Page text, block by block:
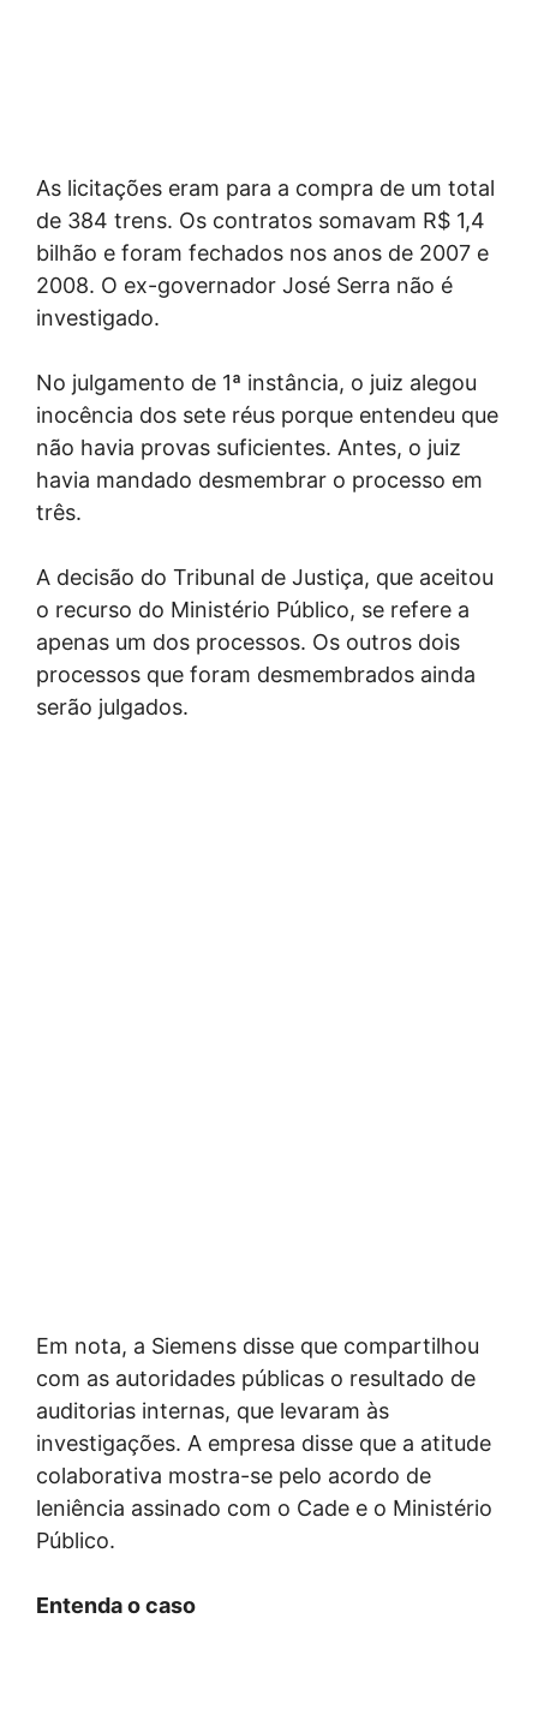
As licitações eram para a compra de um total
de 384 trens. Os contratos somavam R$ 1,4
bilhão e foram fechados nos anos de 2007 e
2008. O ex-governador José Serra não é
investigado.
No julgamento de 1ª instância, o juiz alegou
inocência dos sete réus porque entendeu que
não havia provas suficientes. Antes, o juiz
havia mandado desmembrar o processo em
três.
A decisão do Tribunal de Justiça, que aceitou
o recurso do Ministério Público, se refere a
apenas um dos processos. Os outros dois
processos que foram desmembrados ainda
serão julgados.
Em nota, a Siemens disse que compartilhou
com as autoridades públicas o resultado de
auditorias internas, que levaram às
investigações. A empresa disse que a atitude
colaborativa mostra-se pelo acordo de
leniência assinado com o Cade e o Ministério
Público.
Entenda o caso